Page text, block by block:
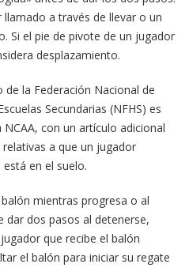
a través de llevar o un
Si el pie de pivote de un jugador
desplazamiento.
la Federación Nacional de
Secundarias (NFHS) es
con un artículo adicional
a que un jugador
en el suelo.
mientras progresa o al
dar dos pasos al detenerse,
que recibe el balón
el balón para iniciar su regate